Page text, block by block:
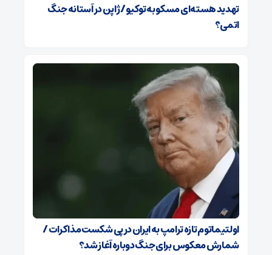
تهدید هسته‌ای مسکو به توکیو / ژاپن در آستانه جنگ
اتمی؟
اولتیماتوم تازه ترامپ به ایران در پی شکست مذاکرات /
شمارش معکوس برای جنگ دوباره آغاز شد؟